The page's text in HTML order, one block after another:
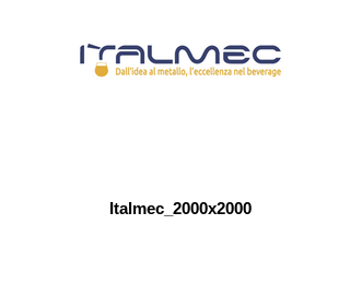
Italmec_2000x2000